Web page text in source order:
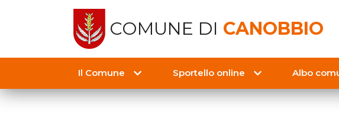
COMUNE DI CANOBBIO
Il Comune Sportello online Albo